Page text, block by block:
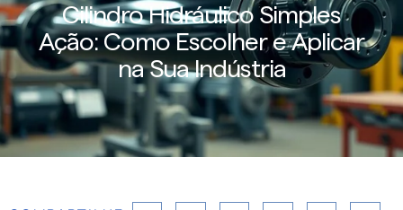
Cilindro Hidráulico Simples
Ação: Como Escolher e Aplicar
na Sua Indústria